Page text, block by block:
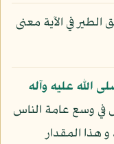
الطير في الآية معنى
الله عليه وآله
وسع عامة الناس
و هذا المقدار